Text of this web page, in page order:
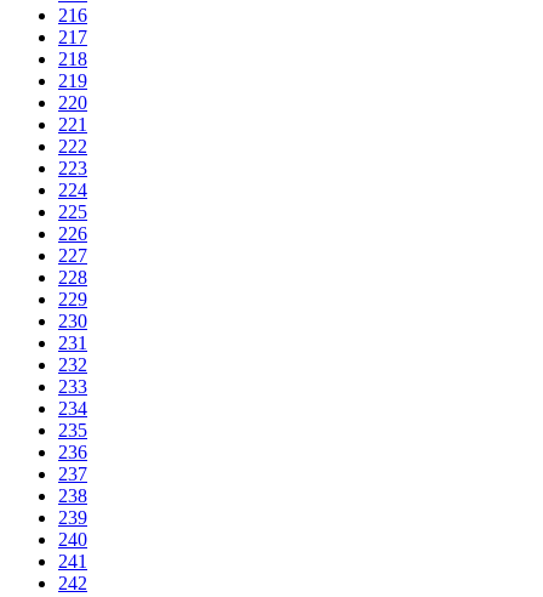
216
217
218
219
220
221
222
223
224
225
226
227
228
229
230
231
232
233
234
235
236
237
238
239
240
241
242